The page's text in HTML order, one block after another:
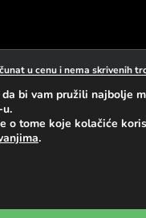
u cenu i nema skrivenih
bi vam pružili najbolje
o tome koje kolačiće
.